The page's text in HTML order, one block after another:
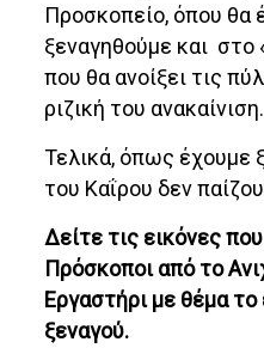
Προσκοπείο, όπου θα
ξεναγηθούμε και στο
που θα ανοίξει τις
ριζική του ανακαίνιση.
Τελικά, όπως έχουμε
του Καΐρου δεν
Δείτε τις εικόνες
Πρόσκοποι από το
Εργαστήρι με θέμα
ξεναγού.